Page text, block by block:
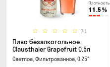
Плотность
11.5 %
(0)
Пиво безалкогольное
Clausthaler Grapefruit 0.5л
Светлое, Фильтрованное, 0.25°